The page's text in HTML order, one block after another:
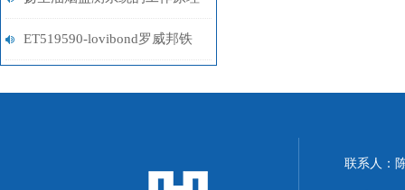
与技术优势解析
ET519590-lovibond罗威邦铁
联系人：